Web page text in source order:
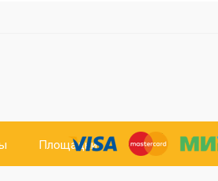
Площадки